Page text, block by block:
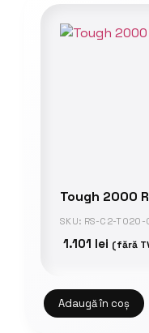
Tough 2000
SKU: RS-C2-TO20-
1.101 lei (fără
Adaugă în coș